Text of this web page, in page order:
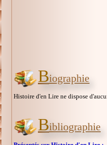
Biographie
Histoire d'en Lire ne dispose
Bibliographie